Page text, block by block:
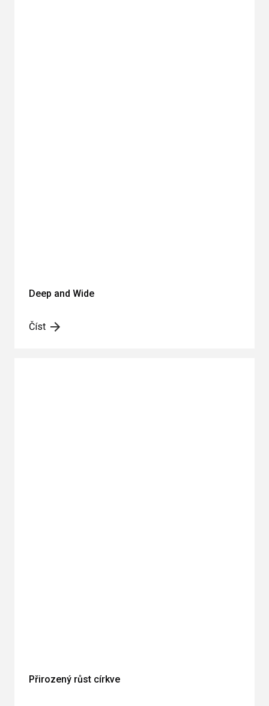
Deep and Wide
Číst
Přirozený růst církve